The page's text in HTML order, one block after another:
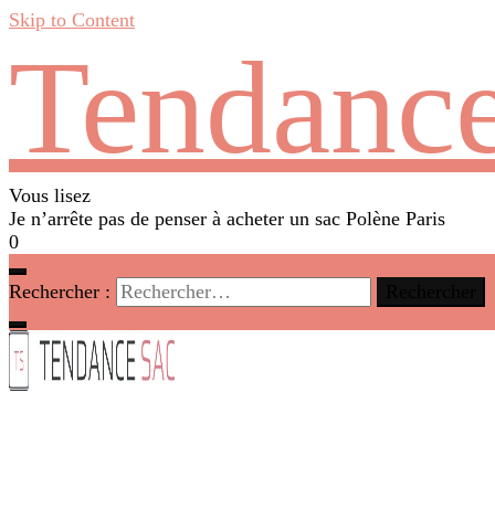
Skip to Content
Vous lisez
Je n’arrête pas de penser à acheter un sac Polène Paris
0
Rechercher :